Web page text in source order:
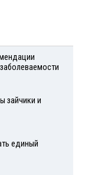
зайчики и
единый